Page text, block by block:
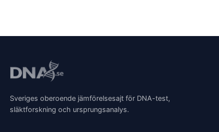
Sveriges oberoende jämförelsesajt för DNA-test,
släktforskning och ursprungsanalys.